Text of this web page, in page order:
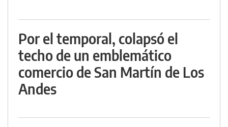
Por el temporal, colapsó el
techo de un emblemático
comercio de San Martín de Los
Andes